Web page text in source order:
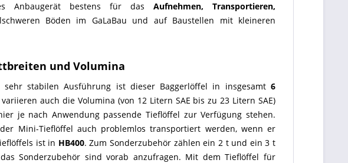
Anbaugerät bestens für das Aufnehmen, Transportieren,
Böden im GaLaBau und auf Baustellen mit kleineren
und Volumina
stabilen Ausführung ist dieser Baggerlöffel in insgesamt 6
auch die Volumina (von 12 Litern SAE bis zu 23 Litern SAE)
je nach Anwendung passende Tieflöffel zur Verfügung stehen.
Mini-Tieflöffel auch problemlos transportiert werden, wenn er
ist in HB400. Zum Sonderzubehör zählen ein 2 t und ein 3 t
Sonderzubehör sind vorab anzufragen. Mit dem Tieflöffel für